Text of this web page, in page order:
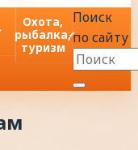
Охота,
рыбалка,
туризм
Поиск
по сайту